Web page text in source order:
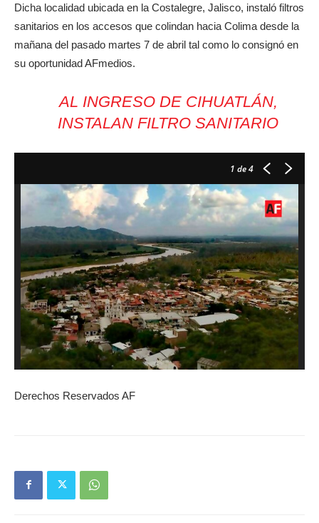
Dicha localidad ubicada en la Costalegre, Jalisco, instaló filtros
sanitarios en los accesos que colindan hacia Colima desde la
mañana del pasado martes 7 de abril tal como lo consignó en
su oportunidad AFmedios.
AL INGRESO DE CIHUATLÁN,
INSTALAN FILTRO SANITARIO
1 de 4
Derechos Reservados AF